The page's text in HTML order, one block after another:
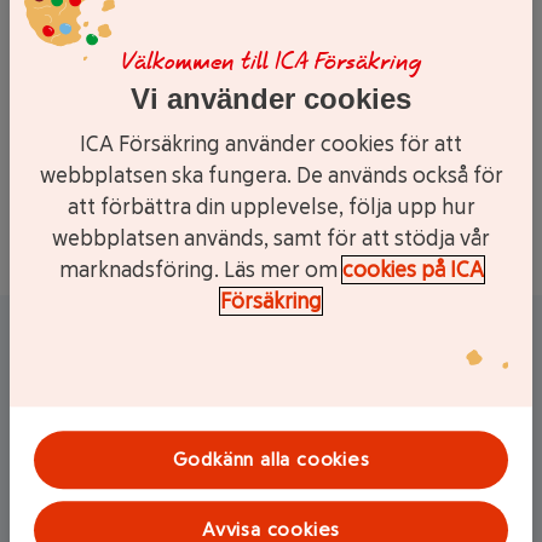
Innan du gör skadeanmälan
Bokning- Boka av din biljett.
- Gå till en behörig och opartisk läkare och
be om ett läkarintyg (tänk på att det behöver vara
ett vanligt läkarbesök, inte digitalt eller via telefon.)
Resehandlingar- Leta reda på resehandlingar, både
för ursprungsresan och den nya resan. Alla resenärerna
ska finns med, tillsammans med resans längd och pris
(för hotell och transport).
Försäkringen gäller inte för resa som betalats med
Försäkringen gäller inte vid sjukdom, olycksfall eller
skada som inte är akut eller som var känd vid
beställning av resan.
Välkommen till ICA Försäkring
Vi använder cookies
ICA Försäkring använder cookies för att
webbplatsen ska fungera. De används också för
att förbättra din upplevelse, följa upp hur
webbplatsen används, samt för att stödja vår
marknadsföring. Läs mer omcookies på ICA
Försäkring
Avvisa cookies
Godkänn alla cookies